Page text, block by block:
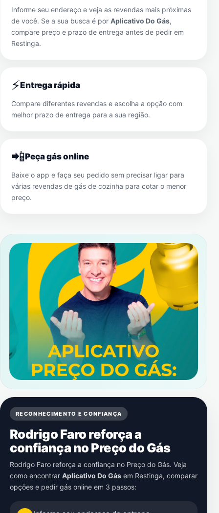
Informe seu endereço e veja as revendas mais próximas
de você. Se a sua busca é por Aplicativo Do Gás,
compare preço e prazo de entrega antes de pedir em
Restinga.
⚡Entrega rápida
Compare diferentes revendas e escolha a opção com
melhor prazo de entrega para a sua região.
📲Peça gás online
Baixe o app e faça seu pedido sem precisar ligar para
várias revendas de gás de cozinha para cotar o menor
preço.
RECONHECIMENTO E CONFIANÇA
Rodrigo Faro reforça a
confiança no Preço do Gás
Rodrigo Faro reforça a confiança no Preço do Gás. Veja
como encontrar Aplicativo Do Gás em Restinga, comparar
opções e pedir gás online em 3 passos: